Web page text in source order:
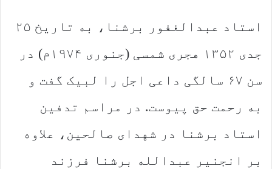
استاد عبدالغفور برشنا، به تاریخ ۲۵
جدی ۱۳۵۲ هجری شمسی (جنوری ۱۹۷۴م) در
سن ۶۷ سالگی داعی اجل را لبیک گفت و
به رحمت حق پیوست. در مراسم تدفین
استاد برشنا در شهدای صالحین، علاوه
بر انجنیر عبدالله برشنا فرزند